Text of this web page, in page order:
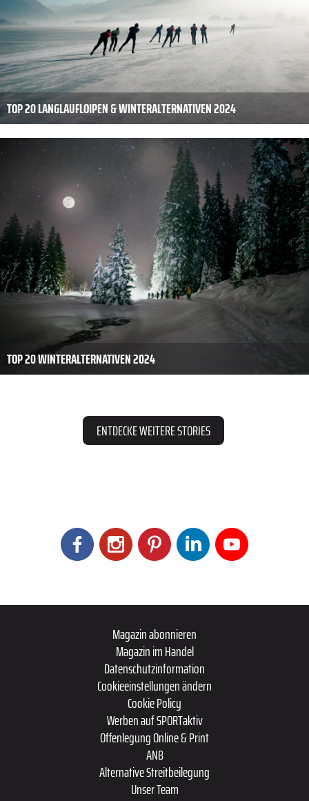
TOP 20 LANGLAUFLOIPEN & WINTERALTERNATIVEN 2024
TOP 20 WINTERALTERNATIVEN 2024
ENTDECKE WEITERE STORIES
Magazin abonnieren
Magazin im Handel
Datenschutzinformation
Cookieeinstellungen ändern
Cookie Policy
Werben auf SPORTaktiv
Offenlegung Online & Print
ANB
Alternative Streitbeilegung
Unser Team